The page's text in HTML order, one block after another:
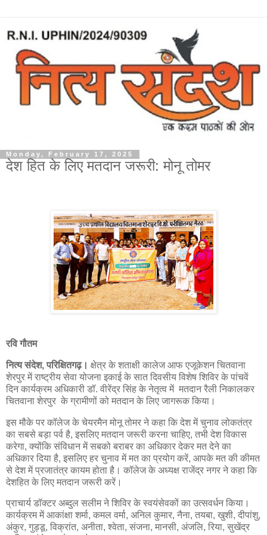
Monday, February 17, 2025
देश हित के लिए मतदान जरूरी: मोनू तोमर
रवि गौतम
नित्य संदेश, परिक्षितगढ़। क्षेत्र के शताक्षी कालेज आफ एजूकेशन चितवाना
शेरपुर में राष्ट्रीय सेवा योजना इकाई के सात दिवसीय विशेष शिविर के पांचवें
दिन कार्यक्रम अधिकारी डॉ. वीरेंद्र सिंह के नेतृत्व में मतदान रैली निकालकर
चितवाना शेरपुर के ग्रामीणों को मतदान के लिए जागरूक किया।
इस मौके पर कॉलेज के चेयरमैन मोनू तोमर ने कहा कि देश में चुनाव लोकतंत्र
का सबसे बड़ा पर्व है, इसलिए मतदान जरूरी करना चाहिए, तभी देश विकास
करेगा, क्योंकि संविधान में सबको बराबर का अधिकार देकर मत देने का
अधिकार दिया है, इसलिए हर चुनाव में मत का प्रयोग करें, आपके मत की कीमत
से देश में प्रजातंत्र कायम होता है। कॉलेज के अध्यक्ष राजेंद्र नगर ने कहा कि
देशहित के लिए मतदान जरूरी करें।
प्राचार्य डॉक्टर अब्दुल सलीम ने शिविर के स्वयंसेवकों का उत्सवर्धन किया।
कार्यक्रम में आकांक्षा शर्मा, कमल वर्मा, अनिल कुमार, नैना, तयबा, खुशी, दीपांशु,
अंकुर, गुड्डू, विक्रांत, अनीता, श्वेता, संजना, मानसी, अंजलि, रिया, सुखेंद्र